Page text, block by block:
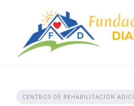
CENTROS DE REHABILITACIÓN